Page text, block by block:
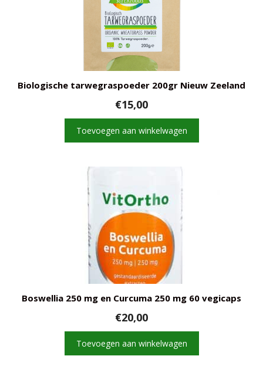
Biologische tarwegraspoeder 200gr Nieuw Zeeland
€15,00
Toevoegen aan winkelwagen
Boswellia 250 mg en Curcuma 250 mg 60 vegicaps
€20,00
Toevoegen aan winkelwagen